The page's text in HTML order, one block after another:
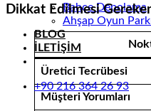
Bahçe Depolama
Ahşap Oyun
BLOG
İLETİŞİM
+90 216 364 26 93
Dikkat Edilmesi
Üretici Tecrübesi
Müşteri Yorumları